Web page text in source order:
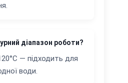
діапазон роботи?
— підходить для
води.